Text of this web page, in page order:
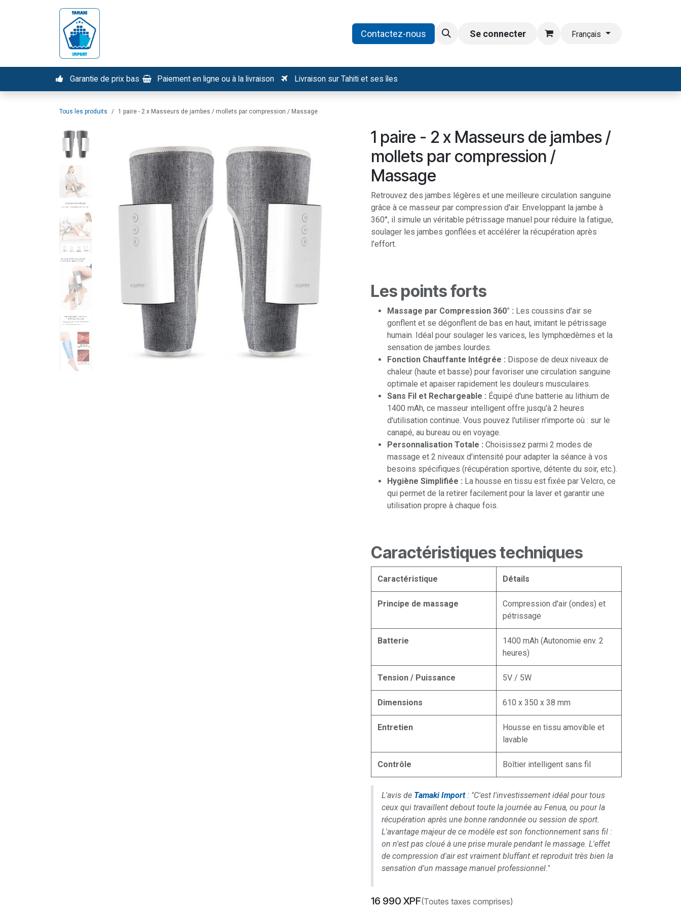
RecrutementContactez-nous Se connecter Français
Garantie de prix bas Paiement en ligne ou à la livraison Livraison sur Tahiti et ses îles
Tous les produits 1 paire - 2 x Masseurs de jambes / mollets par compression / Massage
1 paire - 2 x Masseurs de jambes /
mollets par compression /
Massage
Retrouvez des jambes légères et une meilleure circulation sanguine
grâce à ce masseur par compression d'air. Enveloppant la jambe à
360°, il simule un véritable pétrissage manuel pour réduire la fatigue,
soulager les jambes gonflées et accélérer la récupération après
l'effort.
Les points forts
Massage par Compression 360° : Les coussins d'air se
gonflent et se dégonflent de bas en haut, imitant le pétrissage
humain. Idéal pour soulager les varices, les lymphœdèmes et la
sensation de jambes lourdes.
Fonction Chauffante Intégrée : Dispose de deux niveaux de
chaleur (haute et basse) pour favoriser une circulation sanguine
optimale et apaiser rapidement les douleurs musculaires.
Sans Fil et Rechargeable : Équipé d'une batterie au lithium de
1400 mAh, ce masseur intelligent offre jusqu'à 2 heures
d'utilisation continue. Vous pouvez l'utiliser n'importe où : sur le
canapé, au bureau ou en voyage.
Personnalisation Totale : Choisissez parmi 2 modes de
massage et 2 niveaux d'intensité pour adapter la séance à vos
besoins spécifiques (récupération sportive, détente du soir, etc.).
Hygiène Simplifiée : La housse en tissu est fixée par Velcro, ce
qui permet de la retirer facilement pour la laver et garantir une
utilisation propre à chaque fois.
Caractéristiques techniques
Caractéristique Détails
Principe de massage
Compression d'air (ondes) et
pétrissage
Batterie
1400 mAh (Autonomie env. 2
heures)
Tension / Puissance 5V / 5W
Dimensions 610 x 350 x 38 mm
Entretien
Housse en tissu amovible et
lavable
Contrôle Boîtier intelligent sans fil
L'avis de Tamaki Import: "C'est l'investissement idéal pour tous
ceux qui travaillent debout toute la journée au Fenua, ou pour la
récupération après une bonne randonnée ou session de sport.
L'avantage majeur de ce modèle est son fonctionnement sans fil :
on n'est pas cloué à une prise murale pendant le massage. L'effet
de compression d'air est vraiment bluffant et reproduit très bien la
sensation d'un massage manuel professionnel."
16 990 XPF(Toutes taxes comprises)